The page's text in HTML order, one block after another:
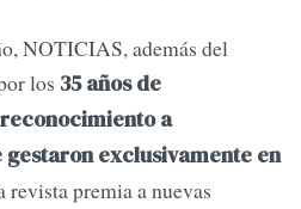
NOTICIAS, además del
los 35 años de
a
exclusivamente en
revista premia a nuevas